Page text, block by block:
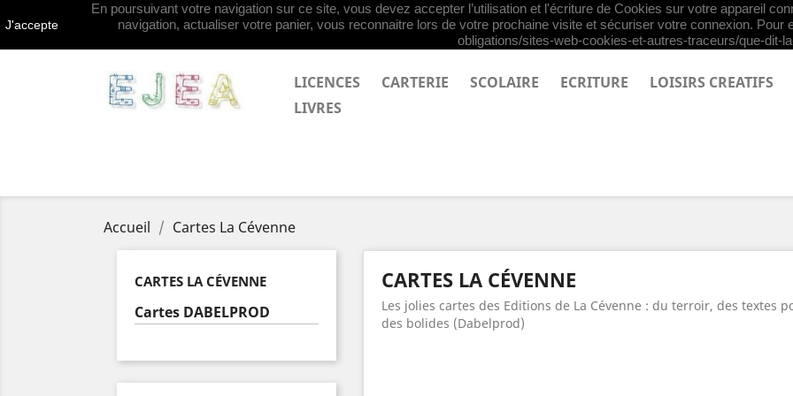
Contactez-nous
LICENCES CARTERIE SCOLAIRE ECRITURE LOISIRS CREATIFS
LIVRES
Accueil Cartes La Cévenne
CARTES LA CÉVENNE
Cartes DABELPROD
CARTES LA CÉVENNE
Les jolies cartes des Editions de La Cévenne : du terroir, des textes
des bolides (Dabelprod)
J'accepte
En poursuivant votre navigation sur ce site, vous devez accepter l’utilisation et l'écriture de Cookies sur votre appareil
navigation, actualiser votre panier, vous reconnaitre lors de votre prochaine visite et sécuriser votre connexion.
obligations/sites-web-cookies-et-autres-traceurs/que-dit-